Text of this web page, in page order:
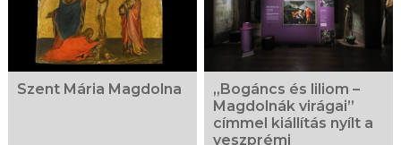
Szent Mária Magdolna
„Bogáncs és liliom –
Magdolnák virágai”
címmel kiállítás nyílt a
veszprémi